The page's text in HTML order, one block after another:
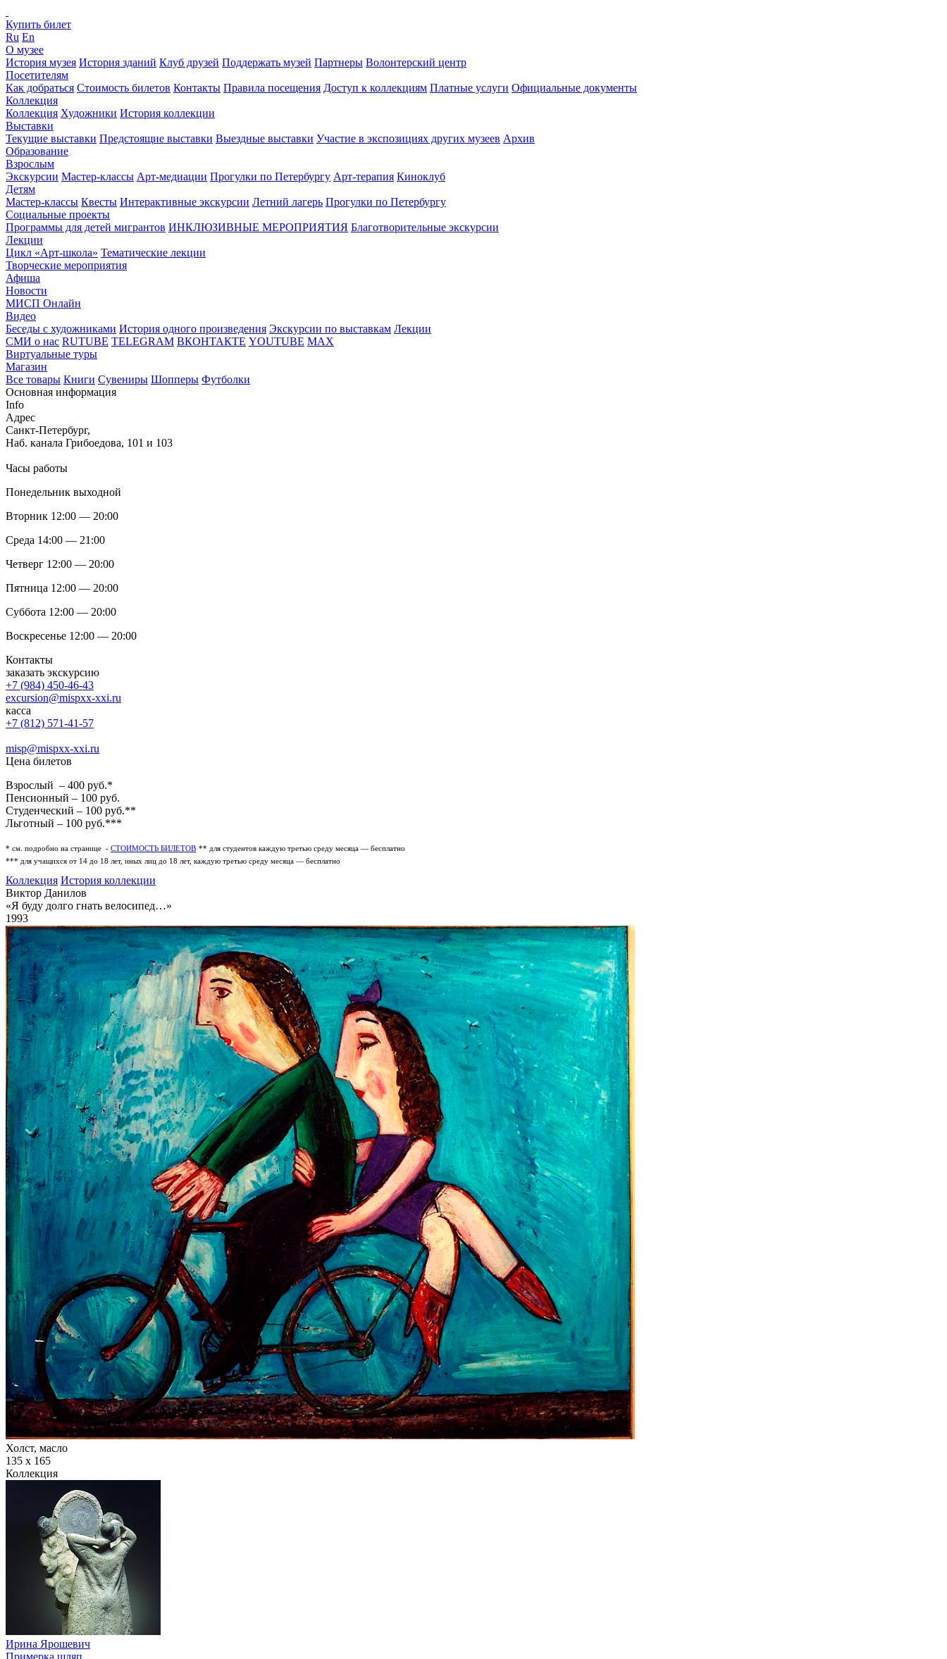
Купить билет
Ru En
О музее
История музея История зданий Клуб друзей Поддержать музей Партнеры Волонтерский центр
Посетителям
Как добраться Стоимость билетов Контакты Правила посещения Доступ к коллекциям Платные услуги Официальные документы
Коллекция
Коллекция Художники История коллекции
Выставки
Текущие выставки Предстоящие выставки Выездные выставки Участие в экспозициях других музеев Архив
Образование
Взрослым
Экскурсии Мастер-классы Арт-медиации Прогулки по Петербургу Арт-терапия Киноклуб
Детям
Мастер-классы Квесты Интерактивные экскурсии Летний лагерь Прогулки по Петербургу
Социальные проекты
Программы для детей мигрантов ИНКЛЮЗИВНЫЕ МЕРОПРИЯТИЯ Благотворительные экскурсии
Лекции
Цикл «Арт-школа» Тематические лекции
Творческие мероприятия
Афиша
Новости
МИСП Онлайн
Видео
Беседы с художниками История одного произведения Экскурсии по выставкам Лекции
СМИ о нас RUTUBE TELEGRAM ВКОНТАКТЕ YOUTUBE MAX
Виртуальные туры
Магазин
Все товары Книги Сувениры Шопперы Футболки
Основная информация
Info
Адрес
Санкт-Петербург,
Наб. канала Грибоедова, 101 и 103
Часы работы
Понедельник выходной
Вторник 12:00 — 20:00
Среда 14:00 — 21:00
Четверг 12:00 — 20:00
Пятница 12:00 — 20:00
Суббота 12:00 — 20:00
Воскресенье 12:00 — 20:00
Контакты
заказать экскурсию
+7 (984) 450-46-43
excursion@mispxx-xxi.ru
касса
+7 (812) 571-41-57
misp@mispxx-xxi.ru
Цена билетов
Взрослый – 400 руб.*
Пенсионный – 100 руб.
Студенческий – 100 руб.**
Льготный – 100 руб.***
* см. подробно на странице - СТОИМОСТЬ БИЛЕТОВ ** для студентов каждую третью среду месяца — бесплатно
*** для учащихся от 14 до 18 лет, иных лиц до 18 лет, каждую третью среду месяца — бесплатно
Коллекция История коллекции
Виктор Данилов
«Я буду долго гнать велосипед…»
1993
Холст, масло
135 х 165
Коллекция
Ирина Ярошевич
Примерка шляп